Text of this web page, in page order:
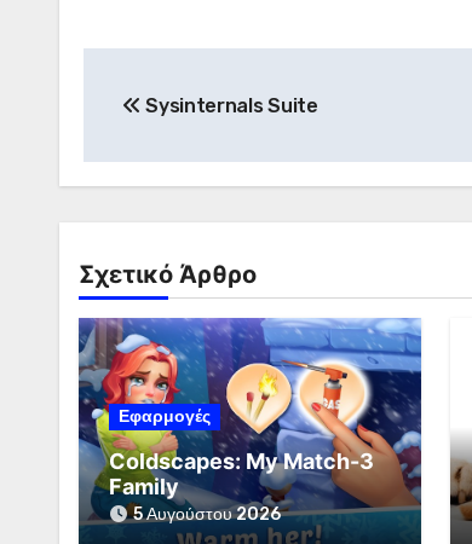
άρθρων
Sysinternals Suite
Σχετικό Άρθρο
Εφαρμογές
Coldscapes: My Match-3
Family
5 Αυγούστου 2026